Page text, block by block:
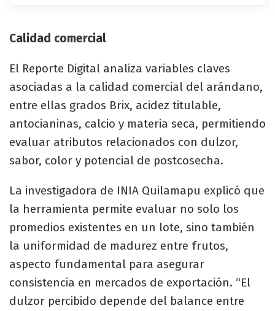
Calidad comercial
El Reporte Digital analiza variables claves
asociadas a la calidad comercial del arándano,
entre ellas grados Brix, acidez titulable,
antocianinas, calcio y materia seca, permitiendo
evaluar atributos relacionados con dulzor,
sabor, color y potencial de postcosecha.
La investigadora de INIA Quilamapu explicó que
la herramienta permite evaluar no solo los
promedios existentes en un lote, sino también
la uniformidad de madurez entre frutos,
aspecto fundamental para asegurar
consistencia en mercados de exportación. “El
dulzor percibido depende del balance entre